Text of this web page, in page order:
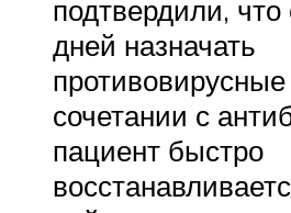
подтвердили,
дней назначать
сочетании с
пациент быстро